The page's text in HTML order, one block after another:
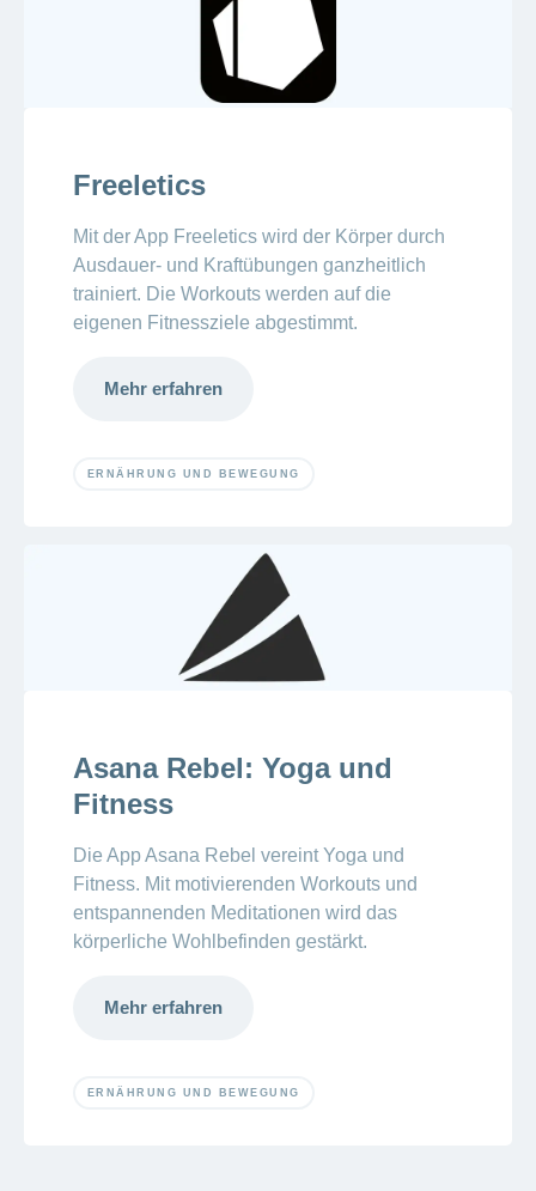
Freeletics
Mit der App Freeletics wird der Körper durch
Ausdauer- und Kraftübungen ganzheitlich
trainiert. Die Workouts werden auf die
eigenen Fitnessziele abgestimmt.
Mehr erfahren
ERNÄHRUNG UND BEWEGUNG
Asana Rebel: Yoga und
Fitness
Die App Asana Rebel vereint Yoga und
Fitness. Mit motivierenden Workouts und
entspannenden Meditationen wird das
körperliche Wohlbefinden gestärkt.
Mehr erfahren
ERNÄHRUNG UND BEWEGUNG